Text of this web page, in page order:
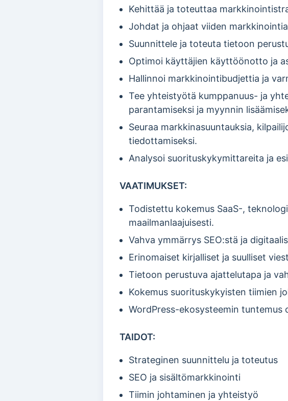
Kehittää ja toteuttaa
Johdat ja ohjaat viiden
Suunnittele ja toteuta tietoon
Optimoi käyttäjien käyttöönotto ja
Hallinnoi markkinointibudjettia ja
Tee yhteistyötä kumppanuus- ja
parantamiseksi ja myynnin
Seuraa markkinasuuntauksia,
tiedottamiseksi.
Analysoi suorituskykymittareita ja
VAATIMUKSET:
Todistettu kokemus SaaS-,
maailmanlaajuisesti.
Vahva ymmärrys SEO:stä ja
Erinomaiset kirjalliset ja suulliset
Tietoon perustuva ajattelutapa ja
Kokemus suorituskykyisten tiimien
WordPress-ekosysteemin tuntemus
TAIDOT:
Strateginen suunnittelu ja toteutus
SEO ja sisältömarkkinointi
Tiimin johtaminen ja yhteistyö